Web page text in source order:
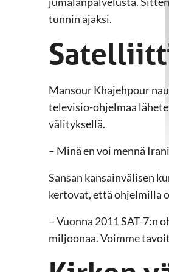
tunnin ajaksi.
Mansour Khajehpour
televisio-ohjelmaa
välityksellä.
­– Minä en voi mennä
Sansan kansainvälisen
kertovat, että ohjelmilla
– Vuonna 2011 SAT-7:n
miljoonaa. Voimme